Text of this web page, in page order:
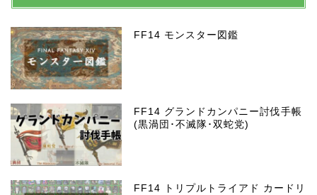
FF14 モンスター図鑑
FF14 グランドカンパニー討伐手帳
(黒渦団･不滅隊･双蛇党)
FF14 トリプルトライアド カードリ